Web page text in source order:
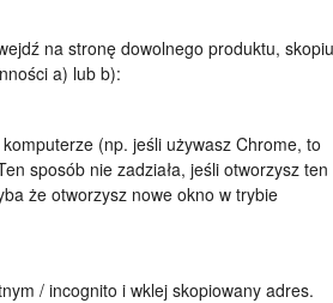
na stronę dowolnego produktu,
a) lub b):
(np. jeśli używasz Chrome, to
sposób nie zadziała, jeśli otworzysz ten
że otworzysz nowe okno w trybie
/ incognito i wklej skopiowany adres.